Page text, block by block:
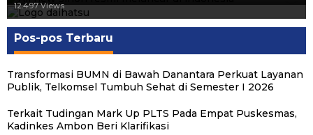
12.497 Views
Pos-pos Terbaru
Transformasi BUMN di Bawah Danantara Perkuat Layanan
Publik, Telkomsel Tumbuh Sehat di Semester I 2026
Terkait Tudingan Mark Up PLTS Pada Empat Puskesmas,
Kadinkes Ambon Beri Klarifikasi